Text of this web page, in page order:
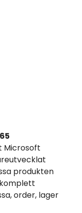
Microsoft
produkten
order, lager